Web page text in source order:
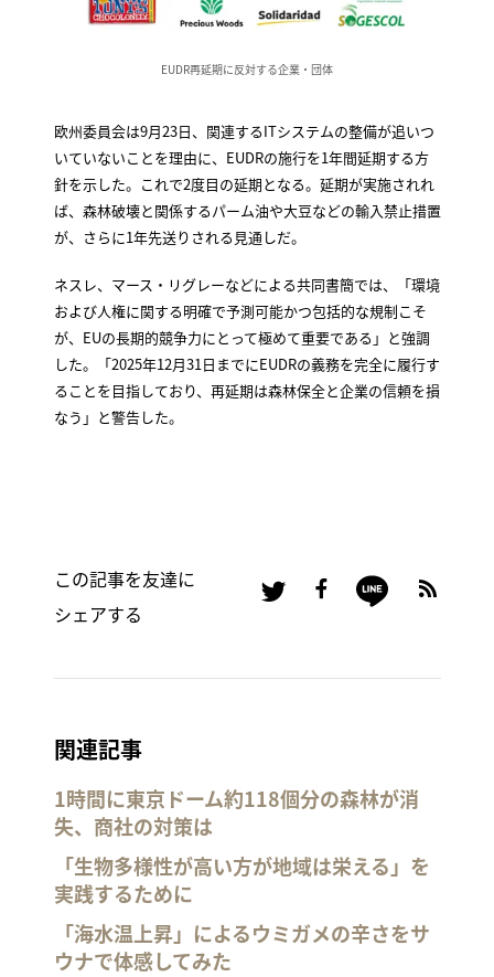
EUDR再延期に反対する企業・団体
欧州委員会は9月23日、関連するITシステムの整備が追いつ
いていないことを理由に、EUDRの施行を1年間延期する方
針を示した。これで2度目の延期となる。延期が実施されれ
ば、森林破壊と関係するパーム油や大豆などの輸入禁止措置
が、さらに1年先送りされる見通しだ。
ネスレ、マース・リグレーなどによる共同書簡では、「環境
および人権に関する明確で予測可能かつ包括的な規制こそ
が、EUの長期的競争力にとって極めて重要である」と強調
した。「2025年12月31日までにEUDRの義務を完全に履行す
ることを目指しており、再延期は森林保全と企業の信頼を損
なう」と警告した。
この記事を友達に
シェアする
関連記事
1時間に東京ドーム約118個分の森林が消
失、商社の対策は
「生物多様性が高い方が地域は栄える」を
実践するために
「海水温上昇」によるウミガメの辛さをサ
ウナで体感してみた